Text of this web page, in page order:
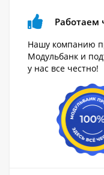
Работаем
Нашу компанию
Модульбанк и
у нас все честно!